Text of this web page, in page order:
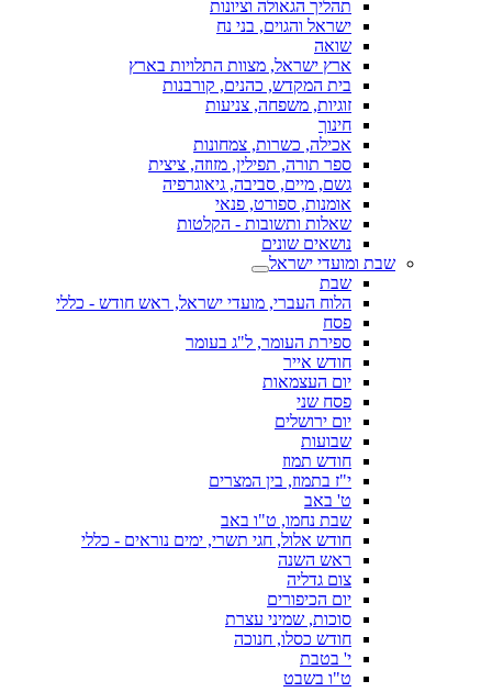
תהליך הגאולה וציונות
ישראל והגוים, בני נח
שואה
ארץ ישראל, מצוות התלויות בארץ
בית המקדש, כהנים, קורבנות
זוגיות, משפחה, צניעות
חינוך
אכילה, כשרות, צמחונות
ספר תורה, תפילין, מזוזה, ציצית
גשם, מיים, סביבה, גיאוגרפיה
אומנות, ספורט, פנאי
שאלות ותשובות - הקלטות
נושאים שונים
שבת ומועדי ישראל
שבת
הלוח העברי, מועדי ישראל, ראש חודש - כללי
פסח
ספירת העומר, ל"ג בעומר
חודש אייר
יום העצמאות
פסח שני
יום ירושלים
שבועות
חודש תמוז
י"ז בתמוז, בין המצרים
ט' באב
שבת נחמו, ט"ו באב
חודש אלול, חגי תשרי, ימים נוראים - כללי
ראש השנה
צום גדליה
יום הכיפורים
סוכות, שמיני עצרת
חודש כסלו, חנוכה
י' בטבת
ט"ו בשבט